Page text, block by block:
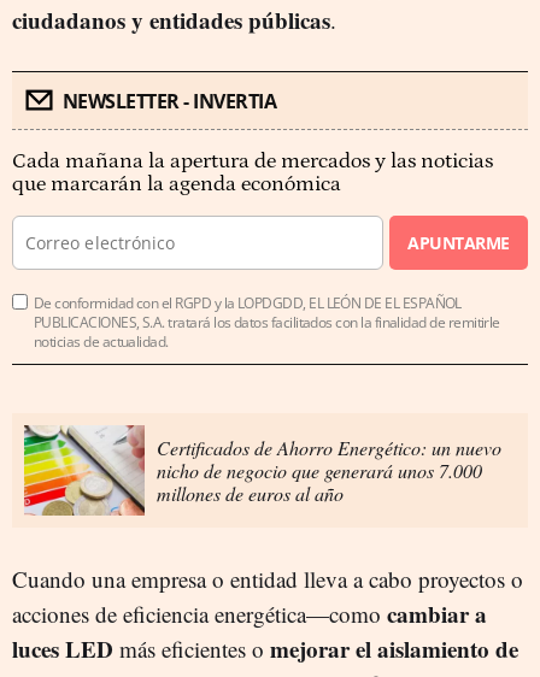
ciudadanos y entidades públicas.
NEWSLETTER - INVERTIA
Cada mañana la apertura de mercados y las noticias
que marcarán la agenda económica
APUNTARME
De conformidad con el RGPD y la LOPDGDD, EL LEÓN DE EL ESPAÑOL
PUBLICACIONES, S.A. tratará los datos facilitados con la finalidad de remitirle
noticias de actualidad.
Certificados de Ahorro Energético: un nuevo
nicho de negocio que generará unos 7.000
millones de euros al año
Cuando una empresa o entidad lleva a cabo proyectos o
acciones de eficiencia energética—como cambiar a
luces LED más eficientes o mejorar el aislamiento de